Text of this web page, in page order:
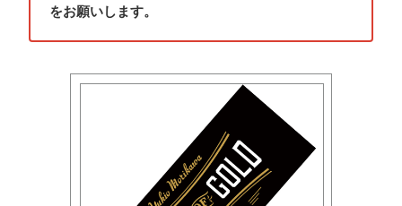
をお願いします。